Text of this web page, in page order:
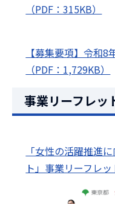
（PDF：315KB）
【募集要項】令和
（PDF：1,729KB）
事業リーフレッ
「女性の活躍推進
ト」事業リーフレッ